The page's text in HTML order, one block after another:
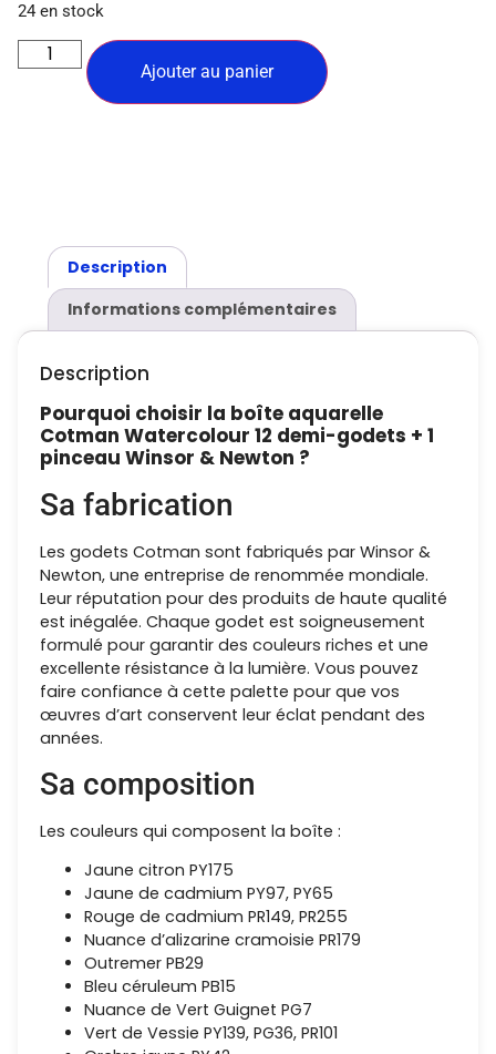
24 en stock
Ajouter au panier
Description
Informations complémentaires
Description
Pourquoi choisir la boîte aquarelle
Cotman Watercolour 12 demi-godets + 1
pinceau Winsor & Newton ?
Sa fabrication
Les godets Cotman sont fabriqués par Winsor &
Newton, une entreprise de renommée mondiale.
Leur réputation pour des produits de haute qualité
est inégalée. Chaque godet est soigneusement
formulé pour garantir des couleurs riches et une
excellente résistance à la lumière. Vous pouvez
faire confiance à cette palette pour que vos
œuvres d’art conservent leur éclat pendant des
années.
Sa composition
Les couleurs qui composent la boîte :
Jaune citron PY175
Jaune de cadmium PY97, PY65
Rouge de cadmium PR149, PR255
Nuance d’alizarine cramoisie PR179
Outremer PB29
Bleu céruleum PB15
Nuance de Vert Guignet PG7
Vert de Vessie PY139, PG36, PR101